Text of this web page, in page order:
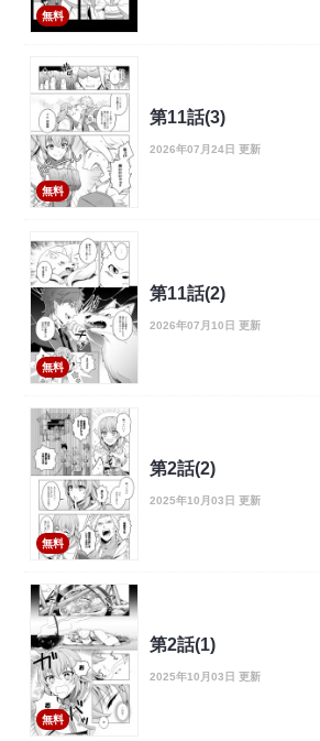
無料
無料
第11話(3)
2026年07月24日 更新
無料
第11話(2)
2026年07月10日 更新
無料
第2話(2)
2025年10月03日 更新
無料
第2話(1)
2025年10月03日 更新